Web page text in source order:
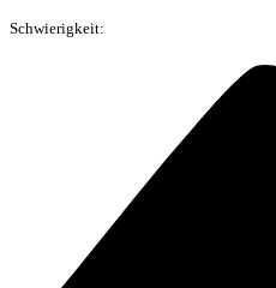
Schwierigkeit: